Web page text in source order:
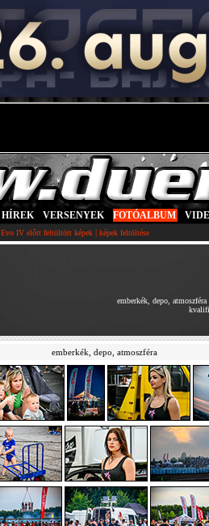
HÍREK VERSENYEK FOTÓALBUM
Evo IV előtt feltöltött képek | képek feltöltése
emberkék, depo, atmoszféra
emberkék, depo, atmoszféra